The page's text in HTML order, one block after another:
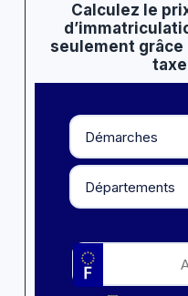
Calculez le
seulement grâce